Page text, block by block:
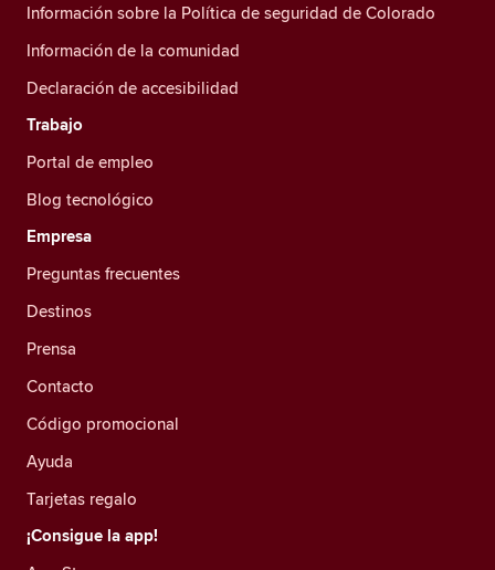
Información sobre la Política de seguridad de Colorado
Información de la comunidad
Declaración de accesibilidad
Trabajo
Portal de empleo
Blog tecnológico
Empresa
Preguntas frecuentes
Destinos
Prensa
Contacto
Código promocional
Ayuda
Tarjetas regalo
¡Consigue la app!